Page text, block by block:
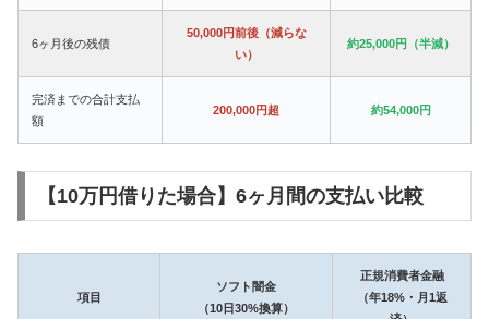
6ヶ月後の残債
50,000円前後（減らな
い）
約25,000円（半減）
完済までの合計支払
額
200,000円超 約54,000円
【10万円借りた場合】6ヶ月間の支払い比較
項目
ソフト闇金
（10日30%換算）
正規消費者金融
（年18%・月1返